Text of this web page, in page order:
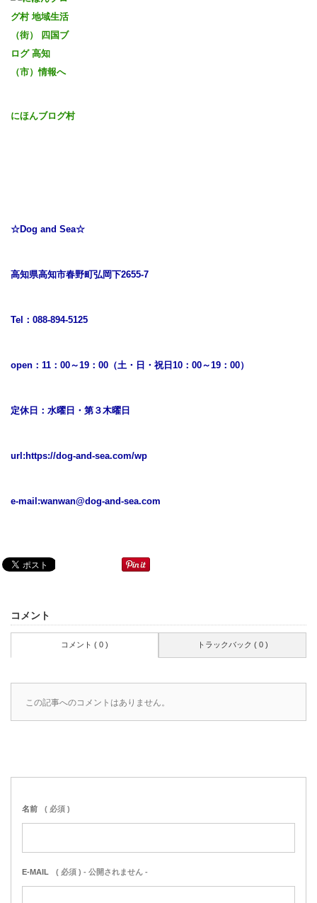
にほんブログ村
☆Dog and Sea☆
高知県高知市春野町弘岡下2655-7
Tel：088-894-5125
open：11：00～19：00（土・日・祝日10：00～19：00）
定休日：水曜日・第３木曜日
url: https://dog-and-sea.com/wp
e-mail:wanwan@dog-and-sea.com
コメント
コメント ( 0 ) トラックバック ( 0 )
この記事へのコメントはありません。
名前 ( 必須 )
E-MAIL ( 必須 ) - 公開されません -